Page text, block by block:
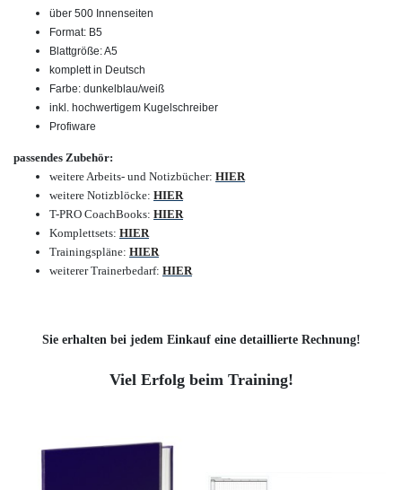
über 500 Innenseiten
Format: B5
Blattgröße: A5
komplett in Deutsch
Farbe: dunkelblau/weiß
inkl. hochwertigem Kugelschreiber
Profiware
passendes Zubehör:
weitere Arbeits- und Notizbücher: HIER
weitere Notizblöcke: HIER
T-PRO CoachBooks: HIER
Komplettsets: HIER
Trainingspläne: HIER
weiterer Trainerbedarf: HIER
Sie erhalten bei jedem Einkauf eine detaillierte Rechnung!
Viel Erfolg beim Training!